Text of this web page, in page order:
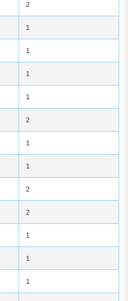
2
1
1
1
1
2
1
1
2
2
1
1
1